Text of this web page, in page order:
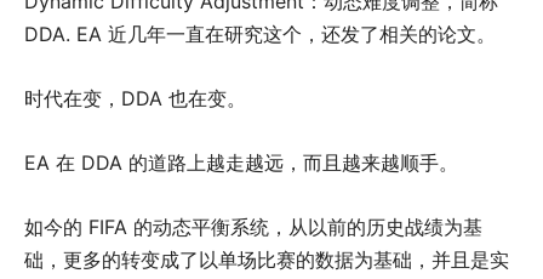
DDA. EA 近几年一直在研究这个，还发了相关的论文。
时代在变，DDA 也在变。
EA 在 DDA 的道路上越走越远，而且越来越顺手。
如今的 FIFA 的动态平衡系统，从以前的历史战绩为基
础，更多的转变成了以单场比赛的数据为基础，并且是实